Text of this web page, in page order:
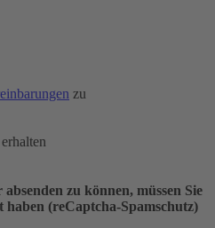
zu
zu können, müssen Sie
haben (reCaptcha-Spamschutz)